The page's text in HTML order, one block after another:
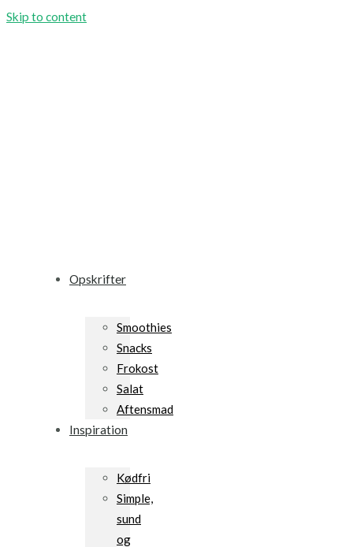
Skip to content
Opskrifter
Smoothies
Snacks
Frokost
Salat
Aftensmad
Inspiration
Kødfri
Simple,
sund
og